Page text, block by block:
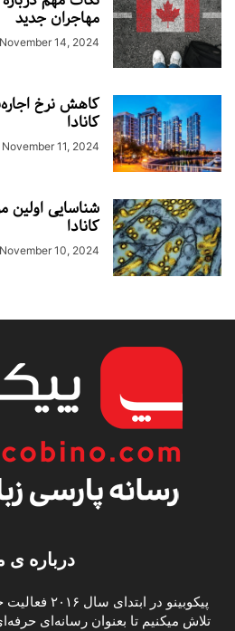
مهاجران جدید
November 14, 2024
کاهش نرخ
کانادا
November 11, 2024
شناسایی اولین
کانادا
November 10, 2024
درباره ی
پیکوبینو در
تلاش میکنیم تا بعنوان رسانه‌ای